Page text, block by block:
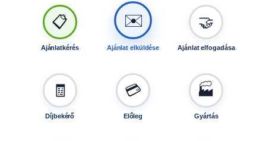
📋
Ajánlatkérés
✉️
Ajánlat elküldése
🤝
Ajánlat elfogadása
🧾
Díjbekérő
💳
Előleg
🏭
Gyártás